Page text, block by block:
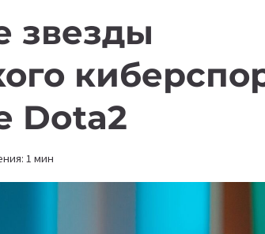
звезды
Dota2
1 мин